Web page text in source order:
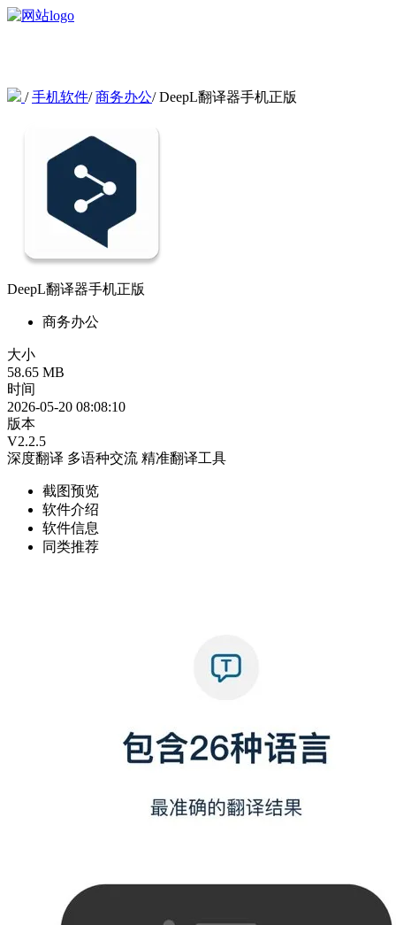
/手机软件/商务办公/DeepL翻译器手机正版
DeepL翻译器手机正版
商务办公
大小
58.65 MB
时间
2026-05-20 08:08:10
版本
V2.2.5
深度翻译 多语种交流 精准翻译工具
截图预览
软件介绍
软件信息
同类推荐